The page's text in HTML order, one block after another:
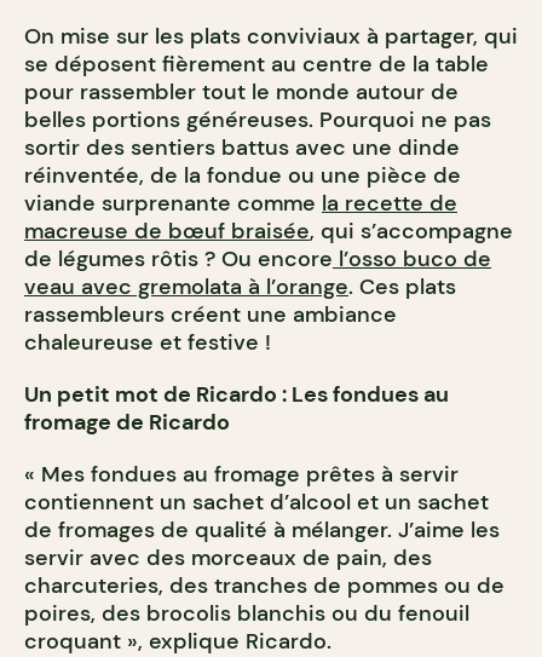
On mise sur les plats conviviaux à partager, qui
se déposent fièrement au centre de la table
pour rassembler tout le monde autour de
belles portions généreuses. Pourquoi ne pas
sortir des sentiers battus avec une dinde
réinventée, de la fondue ou une pièce de
viande surprenante comme la recette de
macreuse de bœuf braisée, qui s’accompagne
de légumes rôtis ? Ou encore l’osso buco de
veau avec gremolata à l’orange. Ces plats
rassembleurs créent une ambiance
chaleureuse et festive !
Un petit mot de Ricardo : Les fondues au
fromage de Ricardo
« Mes fondues au fromage prêtes à servir
contiennent un sachet d’alcool et un sachet
de fromages de qualité à mélanger. J’aime les
servir avec des morceaux de pain, des
charcuteries, des tranches de pommes ou de
poires, des brocolis blanchis ou du fenouil
croquant », explique Ricardo.